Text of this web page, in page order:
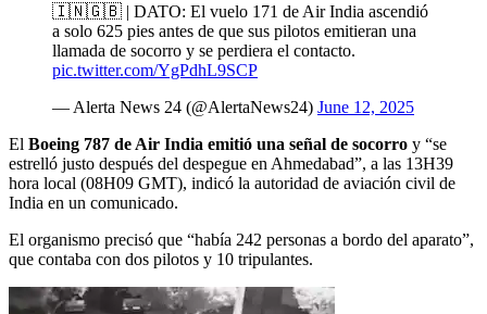
🇮🇳🇬🇧 | DATO: El vuelo 171 de Air India ascendió
a solo 625 pies antes de que sus pilotos emitieran una
llamada de socorro y se perdiera el contacto.
pic.twitter.com/YgPdhL9SCP
— Alerta News 24 (@AlertaNews24) June 12, 2025
El Boeing 787 de Air India emitió una señal de socorro y “se
estrelló justo después del despegue en Ahmedabad”, a las 13H39
hora local (08H09 GMT), indicó la autoridad de aviación civil de
India en un comunicado.
El organismo precisó que “había 242 personas a bordo del aparato”,
que contaba con dos pilotos y 10 tripulantes.